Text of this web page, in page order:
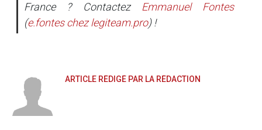
France ? Contactez
Emmanuel Fontes
(e.fonteschezlegiteam.pro) !
ARTICLE RÉDIGÉ PAR LA RÉDACTION